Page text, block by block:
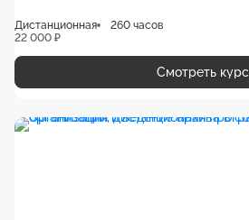
Дистанционная
260 часов
22 000 ₽
Смотреть курс